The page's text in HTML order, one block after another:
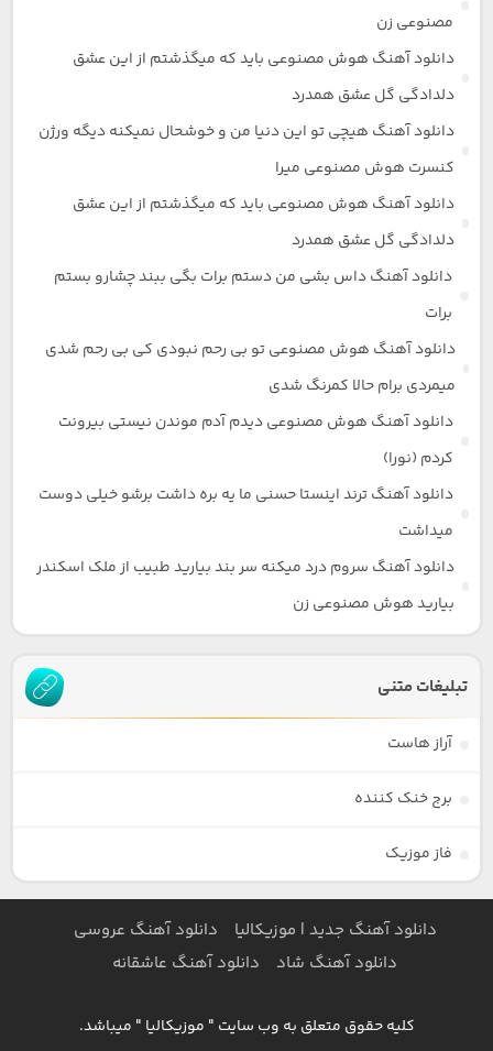
مصنوعی زن
دانلود آهنگ هوش مصنوعی باید که میگذشتم از این عشق
دلدادگی گل عشق همدرد
دانلود آهنگ هیچی تو این دنیا من و خوشحال نمیکنه دیگه ورژن
کنسرت هوش مصنوعی میرا
دانلود آهنگ هوش مصنوعی باید که میگذشتم از این عشق
دلدادگی گل عشق همدرد
دانلود آهنگ داس بشی من دستم برات بگی ببند چشارو بستم
برات
دانلود آهنگ هوش مصنوعی تو بی رحم نبودی کی بی رحم شدی
میمردی برام حالا کمرنگ شدی
دانلود آهنگ هوش مصنوعی دیدم آدم موندن نیستی بیرونت
کردم (نورا)
دانلود آهنگ ترند اینستا حسنی ما یه بره داشت برشو خیلی دوست
میداشت
دانلود آهنگ سروم درد میکنه سر بند بیارید طبیب از ملک اسکندر
بیارید هوش مصنوعی زن
تبلیغات متنی
آراز هاست
برج خنک کننده
فاز موزیک
دانلود آهنگ جدید | موزیکالیا
دانلود آهنگ عروسی
دانلود آهنگ شاد
دانلود آهنگ عاشقانه
کلیه حقوق متعلق به وب سایت " موزیکالیا " میباشد.